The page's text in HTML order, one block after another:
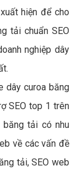
hiện để cho
tải chuẩn SEO
nghiệp dây
dây curoa băng
SEO top 1 trên
băng tải có nhu
về các vấn đề
tải, SEO web